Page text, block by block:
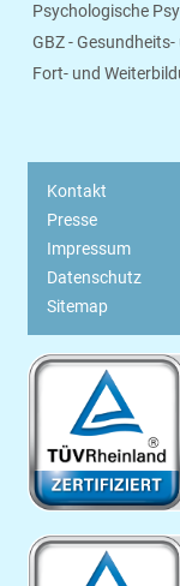
Psychologische
GBZ -
Fort- und
Kontakt
Presse
Impressum
Datenschutz
Sitemap